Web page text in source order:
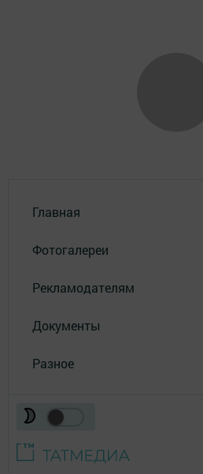
Главная
Фотогалереи
Рекламодателям
Документы
Разное